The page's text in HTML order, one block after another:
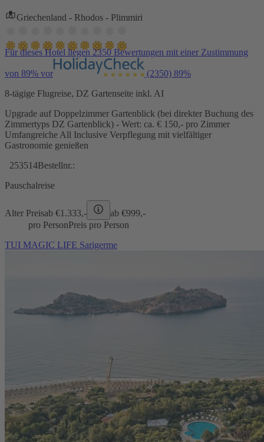
Griechenland - Rhodos - Plimmiri
Für dieses Hotel liegen 2350 Bewertungen mit einer Zustimmung
von 89% vor (2350) 89%
8-tägige Flugreise, DZ Gartenseite inkl. AI
Upgrade auf Doppelzimmer Gartenblick (bei direkter Buchung des
Zimmertyps DZ Gartenblick) - Wert: ca. € 150,- pro Zimmer
Umfangreiche All Inclusive Verpflegung mit vielfältiger
Gastronomie genießen
253514Bestellnr.:
Pauschalreise
Alter Preisab €1.333,- ab €999,-
pro PersonPreis pro Person
TUI MAGIC LIFE Sarigerme